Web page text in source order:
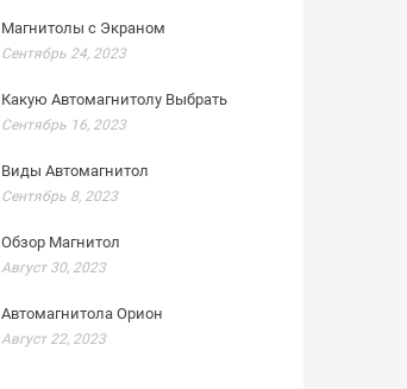
Магнитолы с Экраном
Сентябрь 24, 2023
Какую Автомагнитолу Выбрать
Сентябрь 16, 2023
Виды Автомагнитол
Сентябрь 8, 2023
Обзор Магнитол
Август 30, 2023
Автомагнитола Орион
Август 22, 2023